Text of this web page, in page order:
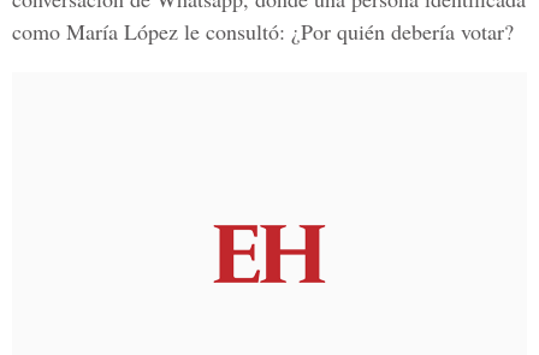
como María López le consultó: ¿Por quién debería votar?